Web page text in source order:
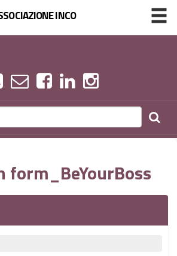
INCO
form_BeYourBoss